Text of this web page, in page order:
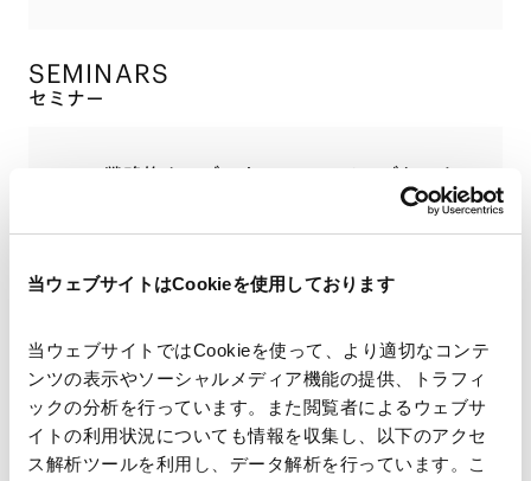
当ウェブサイトはCookieを使用しております
当ウェブサイトではCookieを使って、より適切なコンテ
ンツの表示やソーシャルメディア機能の提供、トラフィ
ックの分析を行っています。また閲覧者によるウェブサ
イトの利用状況についても情報を収集し、以下のアクセ
ス解析ツールを利用し、データ解析を行っています。こ
SEMINARS
セミナー
AMT戦略的カーブアウトM&Aシリーズセミナ
2025.10.24
ー「カーブアウトM&A×知的財産」
2025.08.22